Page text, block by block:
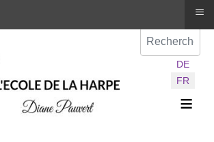
Sélectionnez
DE
FR
≡
≡